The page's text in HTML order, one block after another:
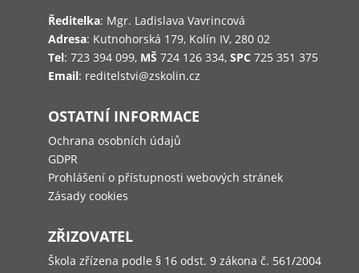
Ředitelka: Mgr. Ladislava Vavrincová
Adresa: Kutnohorská 179, Kolín IV, 280 02
Tel: 723 394 099, MŠ 724 126 334, SPC 725 351 375
Email: reditelstvi@zskolin.cz
OSTATNÍ INFORMACE
Ochrana osobních údajů
GDPR
Prohlášení o přístupnosti webových stránek
Zásady cookies
ZŘIZOVATEL
Škola zřízena podle § 16 odst. 9 zákona č. 561/2004